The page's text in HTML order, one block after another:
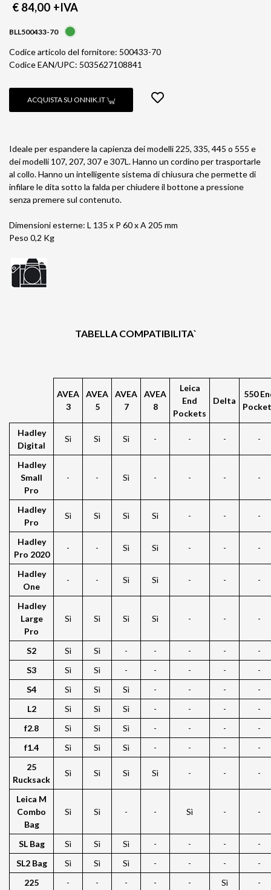
€ 84,00 +IVA
BLL500433-70
Codice articolo del fornitore: 500433-70
Codice EAN/UPC: 5035627108841
ACQUISTA SU ONNIK.IT
Ideale per espandere la capienza dei modelli 225, 335, 445 o 555 e
dei modelli 107, 207, 307 e 307L. Hanno un cordino per trasportarle
al collo. Hanno un intelligente sistema di chiusura che permette di
infilare le dita sotto la falda per chiudere il bottone a pressione
senza premere sul contenuto.
Dimensioni esterne: L 135 x P 60 x A 205 mm
Peso 0,2 Kg
TABELLA COMPATIBILITA`
AVEA
3
AVEA
5
AVEA
7
AVEA
8
Leica
End
Pockets
Delta
550
Hadley
Digital
Sì Sì Sì - - - -
Hadley
Small
Pro
- - Sì - - - -
Hadley
Pro
Sì Sì Sì Sì - - -
Hadley
Pro 2020
- - Sì Sì - - -
Hadley
One
- - Sì Sì - - -
Hadley
Large
Pro
Sì Sì Sì Sì - - -
S2 Sì Sì - - - -
-
S3
Sì Sì - - - -
-
S4
Sì Sì Sì - - -
-
L2
Sì Sì Sì - - -
-
f2.8
Sì Sì Sì - - -
-
f1.4
Sì Sì Sì - - -
-
25
Rucksack
Sì Sì Sì Sì - - -
Leica M
Combo
Bag
Sì Sì - - Sì - -
SL Bag Sì Sì Sì - - -
-
SL2 Bag
Sì Sì Sì - - -
-
225
- - - - - Sì -